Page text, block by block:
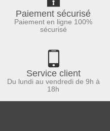
Paiement sécurisé
Paiement en ligne 100%
sécurisé
Service client
Du lundi au vendredi de 9h à
18h